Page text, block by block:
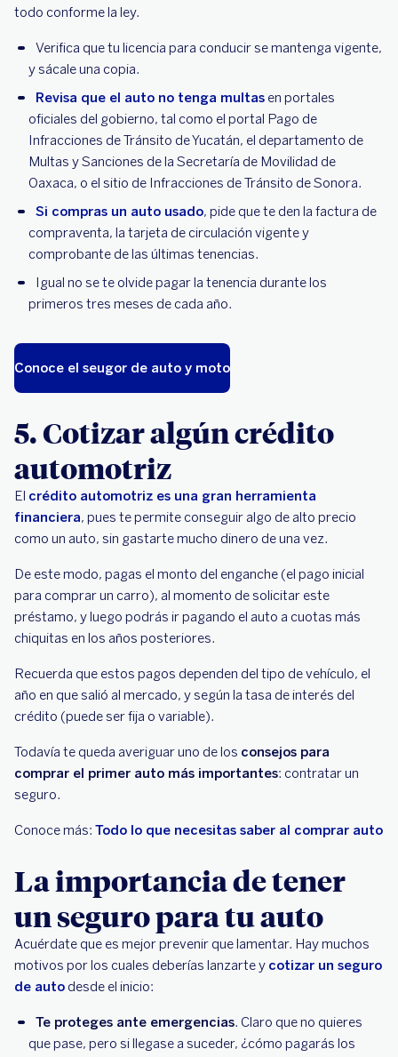
todo conforme la ley.
Verifica que tu licencia para conducir se mantenga vigente,
y sácale una copia.
Revisa que el auto no tenga multas en portales
oficiales del gobierno, tal como el portal Pago de
Infracciones de Tránsito de Yucatán, el departamento de
Multas y Sanciones de la Secretaría de Movilidad de
Oaxaca, o el sitio de Infracciones de Tránsito de Sonora.
Si compras un auto usado, pide que te den la factura de
compraventa, la tarjeta de circulación vigente y
comprobante de las últimas tenencias.
Igual no se te olvide pagar la tenencia durante los
primeros tres meses de cada año.
Conoce el seugor de auto y moto
5. Cotizar algún crédito
automotriz
El crédito automotriz es una gran herramienta
financiera, pues te permite conseguir algo de alto precio
como un auto, sin gastarte mucho dinero de una vez.
De este modo, pagas el monto del enganche (el pago inicial
para comprar un carro), al momento de solicitar este
préstamo, y luego podrás ir pagando el auto a cuotas más
chiquitas en los años posteriores.
Recuerda que estos pagos dependen del tipo de vehículo, el
año en que salió al mercado, y según la tasa de interés del
crédito (puede ser fija o variable).
Todavía te queda averiguar uno de los consejos para
comprar el primer auto más importantes: contratar un
seguro.
Conoce más: Todo lo que necesitas saber al comprar auto
La importancia de tener
un seguro para tu auto
Acuérdate que es mejor prevenir que lamentar. Hay muchos
motivos por los cuales deberías lanzarte y cotizar un seguro
de auto desde el inicio:
Te proteges ante emergencias. Claro que no quieres
que pase, pero si llegase a suceder, ¿cómo pagarás los